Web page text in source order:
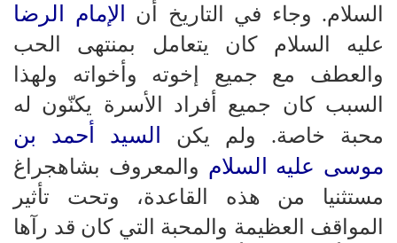
السلام. وجاء في التاريخ أن الإمام الرضا
عليه السلام كان يتعامل بمنتهى الحب
والعطف مع جميع إخوته وأخواته ولهذا
السبب كان جميع أفراد الأسرة يكنّون له
محبة خاصة. ولم يكن
السيد أحمد بن
موسى عليه السلام والمعروف بشاهجراغ
مستثنيا من هذه القاعدة، وتحت تأثير
المواقف العظيمة والمحبة التي كان قد رآها